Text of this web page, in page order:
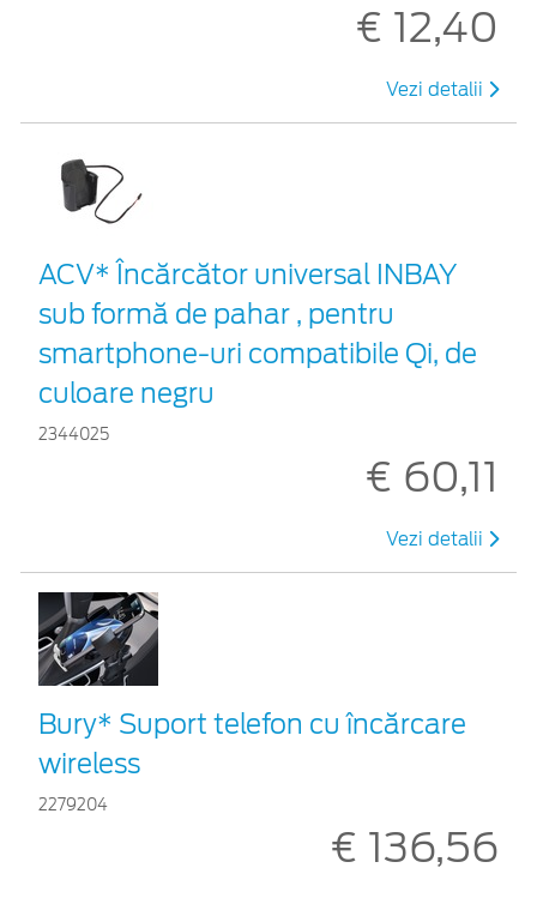
€ 12,40
Vezi detalii
ACV* Încărcător universal INBAY
sub formă de pahar , pentru
smartphone-uri compatibile Qi, de
culoare negru
2344025
€ 60,11
Vezi detalii
Bury* Suport telefon cu încărcare
wireless
2279204
€ 136,56